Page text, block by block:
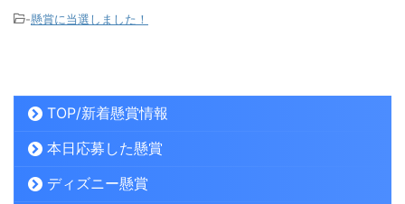
-懸賞に当選しました！
TOP/新着懸賞情報
本日応募した懸賞
ディズニー懸賞